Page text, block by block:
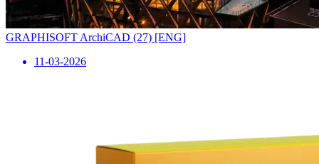
GRAPHISOFT ArchiCAD (27) [ENG]
11-03-2026